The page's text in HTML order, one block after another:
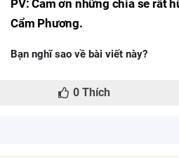
PV: Cảm ơn những chia sẻ rất
Cẩm Phương.
Bạn nghĩ sao về bài viết này?
0 Thích